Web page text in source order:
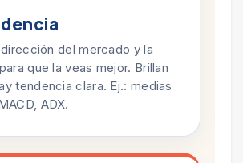
del mercado y la
que la veas mejor. Brillan
tendencia clara. Ej.: medias
ADX.